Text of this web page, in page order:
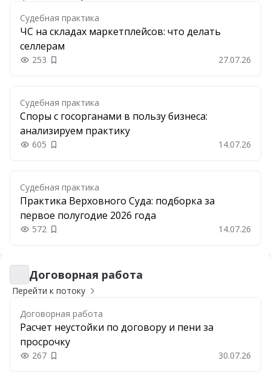
Судебная практика
ЧС на складах маркетплейсов: что делать
селлерам
253 Добавить в закладки 27.07.26
Судебная практика
Споры с госорганами в пользу бизнеса:
анализируем практику
605 Добавить в закладки 14.07.26
Судебная практика
Практика Верховного Суда: подборка за
первое полугодие 2026 года
572 Добавить в закладки 14.07.26
Договорная работа
Договорная работа
Перейти к потоку
Договорная работа
Расчет неустойки по договору и пени за
просрочку
267 Добавить в закладки 30.07.26